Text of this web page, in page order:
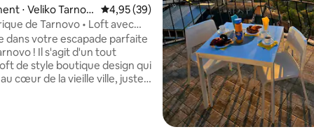
⋅ Veliko Tarnov
Évaluation moyenne sur la base de 39
4,95 (39)
de Tarnovo • Loft avec
sur un bâtiment
dans votre escapade parfaite
d'un tout
de style boutique design qui
cœur de la vieille ville, juste